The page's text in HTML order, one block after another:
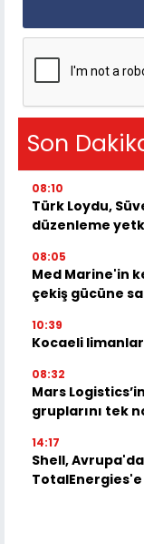
Son
08:10
Türk Loydu,
düzenleme
08:05
Med Marine'in
çekiş gücüne
10:39
Kocaeli
08:32
Mars
gruplarını tek
14:17
Shell,
TotalEnergies'e